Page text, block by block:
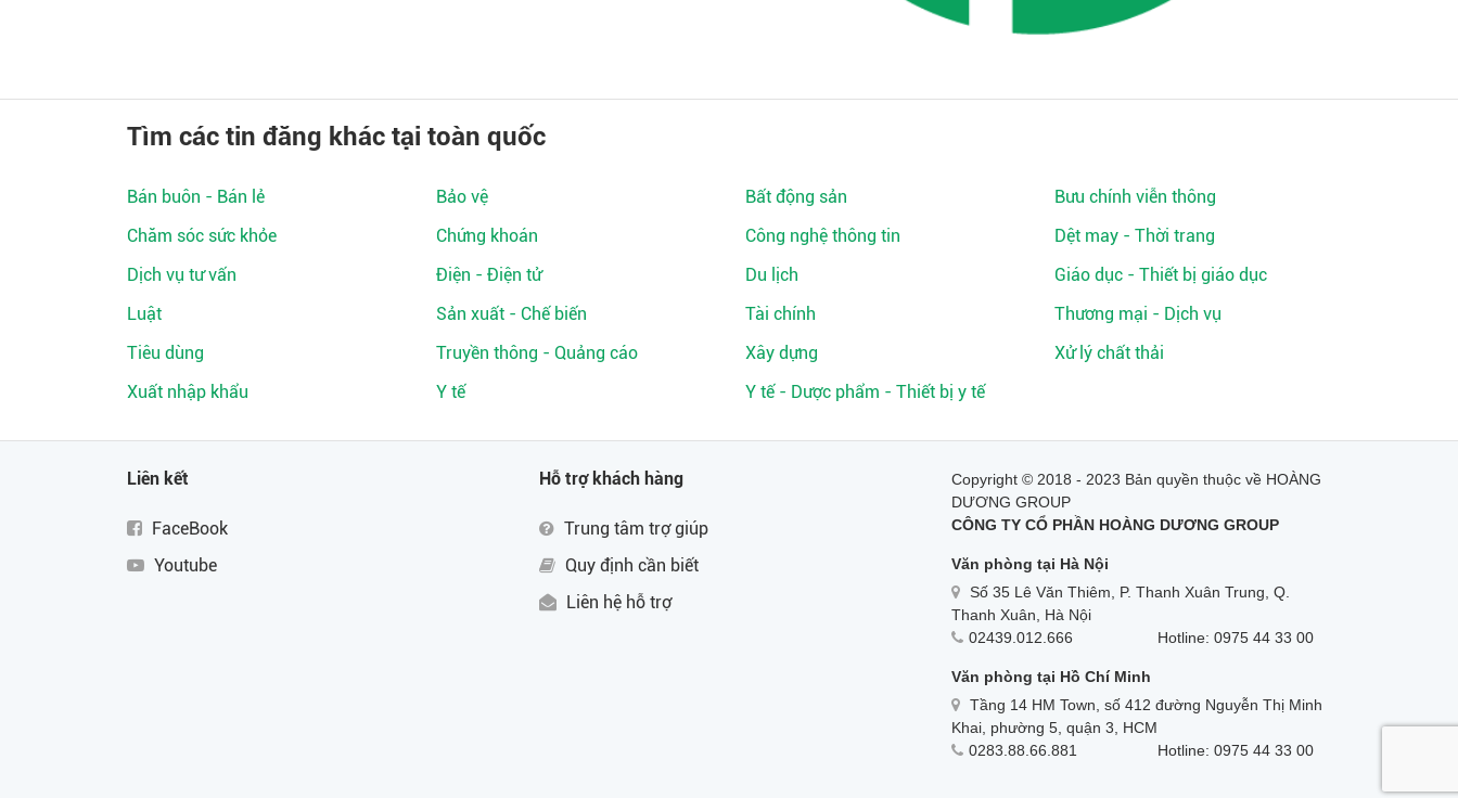
Tìm các tin đăng khác tại toàn quốc
Bán buôn - Bán lẻ Bảo vệ Bất động sản
Bưu chính viễn thông
Chăm sóc sức khỏe
Chứng khoán Công nghệ thông tin
Dệt may - Thời trang
Dịch vụ tư vấn
Điện - Điện tử Du lịch
Giáo dục - Thiết bị giáo dục
Luật
Sản xuất - Chế biến Tài chính
Thương mại - Dịch vụ
Tiêu dùng
Truyền thông - Quảng cáo Xây dựng
Xử lý chất thải
Xuất nhập khẩu
Y tế Y tế - Dược phẩm - Thiết bị y tế
Liên kết
FaceBook
Youtube
Hỗ trợ khách hàng
Trung tâm trợ giúp
Quy định cần biết
Liên hệ hỗ trợ
Copyright © 2018 - 2023 Bản quyền thuộc về HOÀNG
DƯƠNG GROUP
CÔNG TY CỔ PHẦN HOÀNG DƯƠNG GROUP
Văn phòng tại Hà Nội
Số 35 Lê Văn Thiêm, P. Thanh Xuân Trung, Q.
Thanh Xuân, Hà Nội
02439.012.666
Hotline: 0975 44 33 00
Văn phòng tại Hồ Chí Minh
Tầng 14 HM Town, số 412 đường Nguyễn Thị Minh
Khai, phường 5, quận 3, HCM
0283.88.66.881
Hotline: 0975 44 33 00